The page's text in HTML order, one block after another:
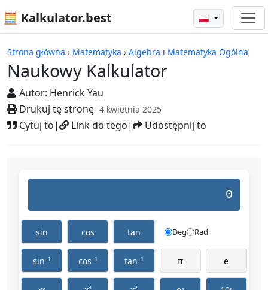
🧮 Kalkulator.best 🇵🇱
Strona główna › Matematyka › Algebra i Matematyka Ogólna
Naukowy Kalkulator
Autor: Henrick Yau
Drukuj tę stronę- 4 kwietnia 2025
Cytuj to| Link do tego| Udostępnij to
Kalkulatory
0
sin cos tan Deg Rad
sin⁻¹ cos⁻¹ tan⁻¹ π e